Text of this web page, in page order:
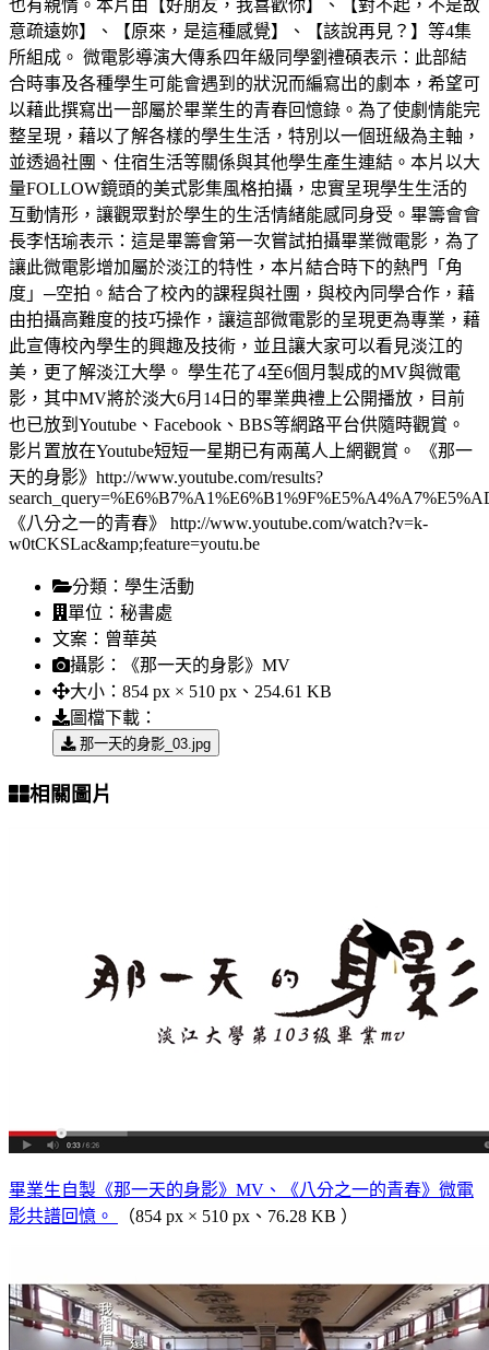
也有親情。本片由【好朋友，我喜歡你】、【對不起，不是故
意疏遠妳】、【原來，是這種感覺】、【該說再見？】等4集
所組成。 微電影導演大傳系四年級同學劉禮碩表示：此部結
合時事及各種學生可能會遇到的狀況而編寫出的劇本，希望可
以藉此撰寫出一部屬於畢業生的青春回憶錄。為了使劇情能完
整呈現，藉以了解各樣的學生生活，特別以一個班級為主軸，
並透過社團、住宿生活等關係與其他學生產生連結。本片以大
量FOLLOW鏡頭的美式影集風格拍攝，忠實呈現學生生活的
互動情形，讓觀眾對於學生的生活情緒能感同身受。畢籌會會
長李恬瑜表示：這是畢籌會第一次嘗試拍攝畢業微電影，為了
讓此微電影增加屬於淡江的特性，本片結合時下的熱門「角
度」─空拍。結合了校內的課程與社團，與校內同學合作，藉
由拍攝高難度的技巧操作，讓這部微電影的呈現更為專業，藉
此宣傳校內學生的興趣及技術，並且讓大家可以看見淡江的
美，更了解淡江大學。 學生花了4至6個月製成的MV與微電
影，其中MV將於淡大6月14日的畢業典禮上公開播放，目前
也已放到Youtube、Facebook、BBS等網路平台供隨時觀賞。
影片置放在Youtube短短一星期已有兩萬人上網觀賞。 《那一
天的身影》http://www.youtube.com/results?
《八分之一的青春》 http://www.youtube.com/watch?v=k-
w0tCKSLac&amp;feature=youtu.be
分類： 學生活動
單位： 秘書處
文案： 曾華英
攝影：
《那一天的身影》MV
大小： 854 px × 510 px、254.61 KB
圖檔下載：
那一天的身影_03.jpg
相關圖片
畢業生自製《那一天的身影》MV、《八分之一的青春》微電
影共譜回憶。
（854 px × 510 px、76.28 KB ）